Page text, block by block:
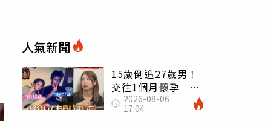
人氣新聞
15歲倒追27歲男！
交往1個月懷孕 36
歲當阿嬤故事曝光
2026-08-06
17:04